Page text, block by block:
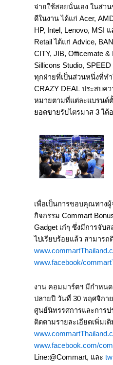
จ่ายใช้สอยนั่นเอง ในส่ว
ดีในงาน ได้แก่ Acer,
HP, Intel, Lenovo, MSI
Retail ได้แก่ Advice,
CITY, JIB, Officemate &
Sillicons Studio,
ทุกฝ่ายที่เป็นส่วนหนึ่งที่ท
CRAZY DEAL ประสบคว
หมายตามที่แต่ละแบรนด์ตั้
ยอดขายรับไตรมาส 3 ได้
เพื่อเป็นการขอบคุณทาง
กิจกรรม Commart
Gadget เก๋ๆ ซึ่งมีการจับ
ไปเรียบร้อยแล้ว สามาร
www.facebook/
งาน คอมมาร์ตฯ มีกำหน
ปลายปี วันที่ 30 พฤศจิก
ศูนย์นิทรรศการและการป
ติดตามรายละเอียดเพิ่มเ
www.facebook.com/
Line:@Commart, และ